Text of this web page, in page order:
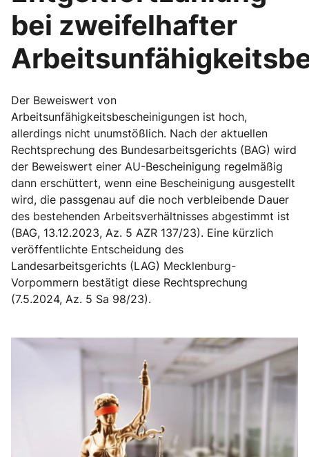
bei zweifelhafter
Der Beweiswert von
Arbeitsunfähigkeitsbescheinigungen ist hoch,
allerdings nicht unumstößlich. Nach der aktuellen
Rechtsprechung des Bundesarbeitsgerichts (BAG) wird
der Beweiswert einer AU-Bescheinigung regelmäßig
dann erschüttert, wenn eine Bescheinigung ausgestellt
wird, die passgenau auf die noch verbleibende Dauer
des bestehenden Arbeitsverhältnisses abgestimmt ist
(BAG, 13.12.2023, Az. 5 AZR 137/23). Eine kürzlich
veröffentlichte Entscheidung des
Landesarbeitsgerichts (LAG) Mecklenburg-
Vorpommern bestätigt diese Rechtsprechung
(7.5.2024, Az. 5 Sa 98/23).